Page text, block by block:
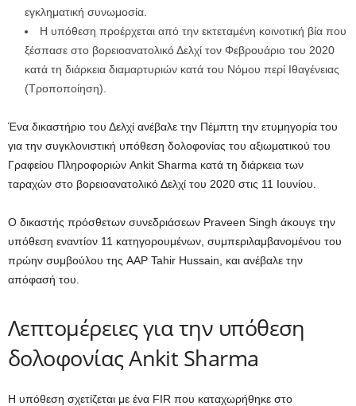
εγκληματική συνωμοσία.
Η υπόθεση προέρχεται από την εκτεταμένη κοινοτική βία που
ξέσπασε στο βορειοανατολικό Δελχί τον Φεβρουάριο του 2020
κατά τη διάρκεια διαμαρτυριών κατά του Νόμου περί Ιθαγένειας
(Τροποποίηση).
Ένα δικαστήριο του Δελχί ανέβαλε την Πέμπτη την ετυμηγορία του
για την συγκλονιστική υπόθεση δολοφονίας του αξιωματικού του
Γραφείου Πληροφοριών Ankit Sharma κατά τη διάρκεια των
ταραχών στο βορειοανατολικό Δελχί του 2020 στις 11 Ιουνίου.
Ο δικαστής πρόσθετων συνεδριάσεων Praveen Singh άκουγε την
υπόθεση εναντίον 11 κατηγορουμένων, συμπεριλαμβανομένου του
πρώην συμβούλου της AAP Tahir Hussain, και ανέβαλε την
απόφασή του.
Λεπτομέρειες για την υπόθεση
δολοφονίας Ankit Sharma
Η υπόθεση σχετίζεται με ένα FIR που καταχωρήθηκε στο